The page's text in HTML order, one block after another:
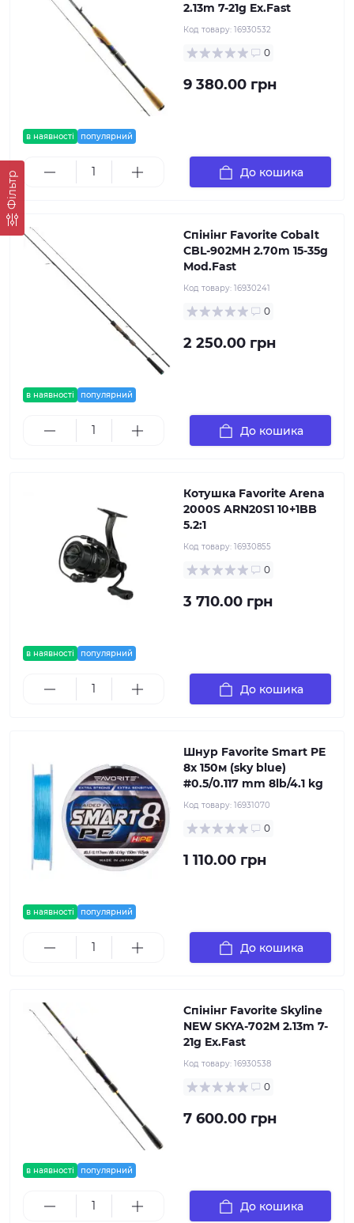
Фільтр
в наявності популярний
2.13m 7-21g Ex.Fast
Код товару: 16930532
0
9 380.00 грн
До кошика
в наявності популярний
Спінінг Favorite Cobalt
CBL-902MH 2.70m 15-35g
Mod.Fast
Код товару: 16930241
0
2 250.00 грн
До кошика
в наявності популярний
Котушка Favorite Arena
2000S ARN20S1 10+1BB
5.2:1
Код товару: 16930855
0
3 710.00 грн
До кошика
в наявності популярний
Шнур Favorite Smart PE
8x 150м (sky blue)
#0.5/0.117 mm 8lb/4.1 kg
Код товару: 16931070
0
1 110.00 грн
До кошика
в наявності популярний
Спінінг Favorite Skyline
NEW SKYA-702M 2.13m 7-
21g Ex.Fast
Код товару: 16930538
0
7 600.00 грн
До кошика